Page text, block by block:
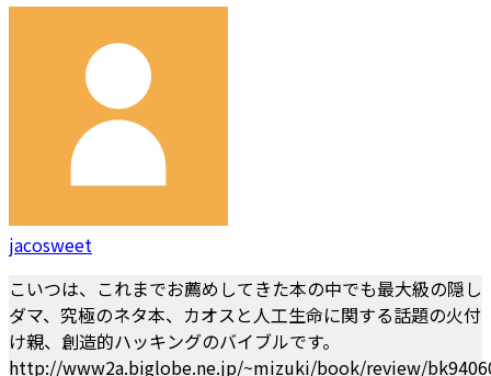
jacosweet
こいつは、これまでお薦めしてきた本の中でも最大級の隠し
ダマ、究極のネタ本、カオスと人工生命に関する話題の火付
け親、創造的ハッキングのバイブルです。
http://www2a.biglobe.ne.jp/~mizuki/book/review/